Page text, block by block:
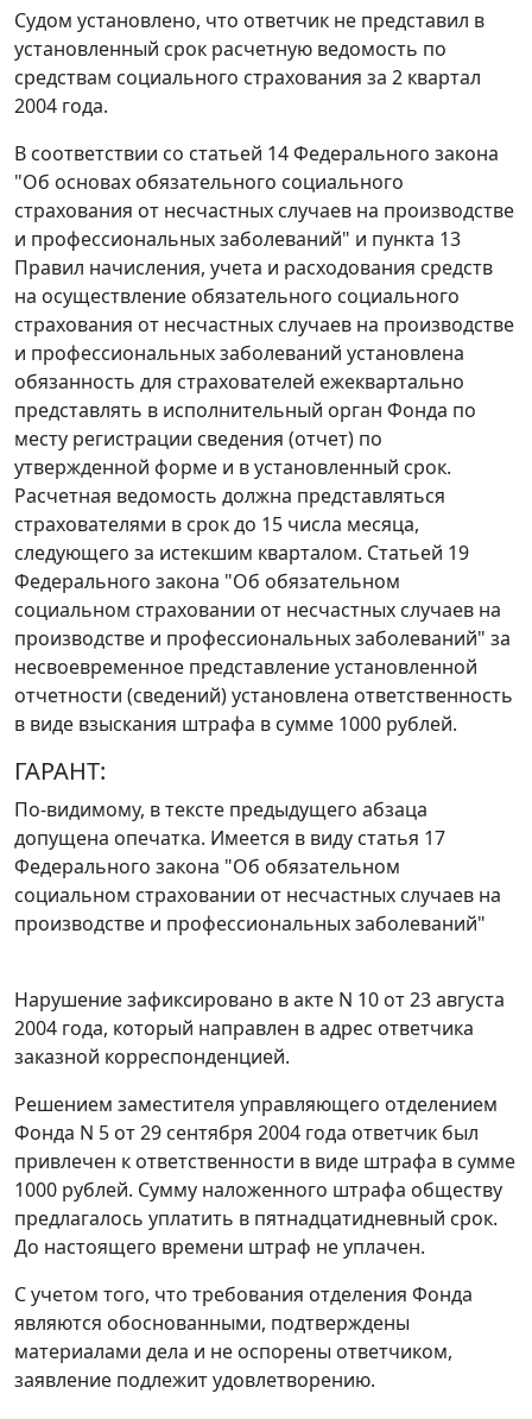
Судом установлено, что ответчик не представил в
установленный срок расчетную ведомость по
средствам социального страхования за 2 квартал
2004 года.
В соответствии со статьей 14 Федерального закона
"Об основах обязательного социального
страхования от несчастных случаев на производстве
и профессиональных заболеваний" и пункта 13
Правил начисления, учета и расходования средств
на осуществление обязательного социального
страхования от несчастных случаев на производстве
и профессиональных заболеваний установлена
обязанность для страхователей ежеквартально
представлять в исполнительный орган Фонда по
месту регистрации сведения (отчет) по
утвержденной форме и в установленный срок.
Расчетная ведомость должна представляться
страхователями в срок до 15 числа месяца,
следующего за истекшим кварталом. Статьей 19
Федерального закона "Об обязательном
социальном страховании от несчастных случаев на
производстве и профессиональных заболеваний" за
несвоевременное представление установленной
отчетности (сведений) установлена ответственность
в виде взыскания штрафа в сумме 1000 рублей.
ГАРАНТ:
По-видимому, в тексте предыдущего абзаца
допущена опечатка. Имеется в виду статья 17
Федерального закона "Об обязательном
социальном страховании от несчастных случаев на
производстве и профессиональных заболеваний"
Нарушение зафиксировано в акте N 10 от 23 августа
2004 года, который направлен в адрес ответчика
заказной корреспонденцией.
Решением заместителя управляющего отделением
Фонда N 5 от 29 сентября 2004 года ответчик был
привлечен к ответственности в виде штрафа в сумме
1000 рублей. Сумму наложенного штрафа обществу
предлагалось уплатить в пятнадцатидневный срок.
До настоящего времени штраф не уплачен.
С учетом того, что требования отделения Фонда
являются обоснованными, подтверждены
материалами дела и не оспорены ответчиком,
заявление подлежит удовлетворению.